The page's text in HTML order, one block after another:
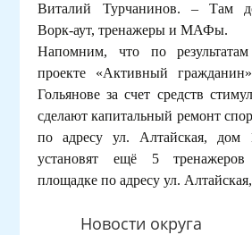
Новости округа
Виталий Турчанинов. – Там
Ворк-аут, тренажеры и МАФы.
Напомним, что по
проекте «Активный
Гольянове за счет средств
сделают капитальный ремонт
по адресу ул. Алтайская, дом
установят ещё 5
площадке по адресу ул.